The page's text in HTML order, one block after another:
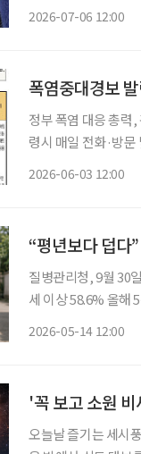
2026-07-06 12:00
폭염중대경보
정부 폭염 대응 총력
령시 매일 전화·방
2026-06-03 12:00
“평년보다 덥다
질병관리청, 9월 30
세 이상 58.6% 올해 5~7월,
2026-05-14 12:00
'꼭 보고 소원 비
오늘날 즐기는 세시